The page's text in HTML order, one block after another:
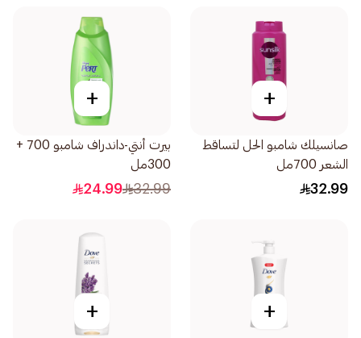
+
صانسيلك شامبو الحل لتساقط
الشعر 700مل
32.99
+
بيرت أنتي-داندراف شامبو 700 +
300مل
32.99
24.99
+
+